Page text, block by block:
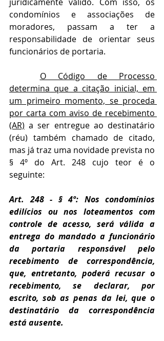
juridicamente válido. Com isso, os
condomínios e associações de
moradores, passam a ter a
responsabilidade de orientar seus
funcionários de portaria.
O Código de Processo
determina que a citação inicial, em
um primeiro momento, se proceda
por carta com aviso de recebimento
(AR) a ser entregue ao destinatário
(réu) também chamado de citado,
mas já traz uma novidade prevista no
§ 4º do Art. 248 cujo teor é o
seguinte:
Art. 248 - § 4º: Nos condomínios
edilícios ou nos loteamentos com
controle de acesso, será válida a
entrega do mandado a funcionário
da portaria responsável pelo
recebimento de correspondência,
que, entretanto, poderá recusar o
recebimento, se declarar, por
escrito, sob as penas da lei, que o
destinatário da correspondência
está ausente.